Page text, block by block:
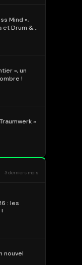
Mind »,
et Drum &
», un
!
»
3 derniers mois
: les
nouvel